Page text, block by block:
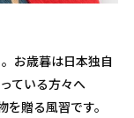
お歳暮は日本独自
ている方々へ
贈る風習です。